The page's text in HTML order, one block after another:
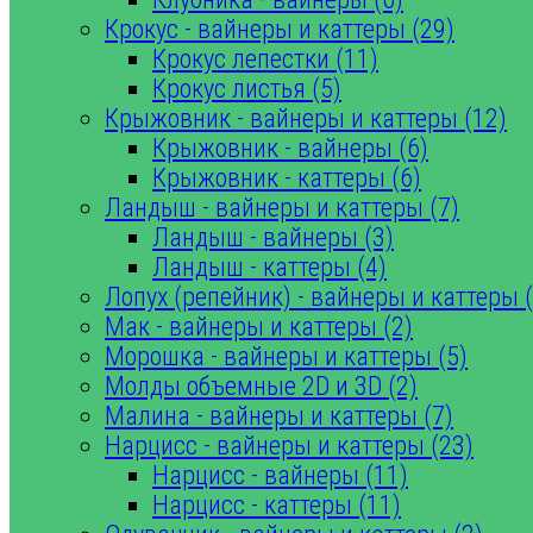
Крокус - вайнеры и каттеры (29)
Крокус лепестки (11)
Крокус листья (5)
Крыжовник - вайнеры и каттеры (12)
Крыжовник - вайнеры (6)
Крыжовник - каттеры (6)
Ландыш - вайнеры и каттеры (7)
Ландыш - вайнеры (3)
Ландыш - каттеры (4)
Лопух (репейник) - вайнеры и каттеры
Мак - вайнеры и каттеры (2)
Морошка - вайнеры и каттеры (5)
Молды объемные 2D и 3D (2)
Малина - вайнеры и каттеры (7)
Нарцисс - вайнеры и каттеры (23)
Нарцисс - вайнеры (11)
Нарцисс - каттеры (11)